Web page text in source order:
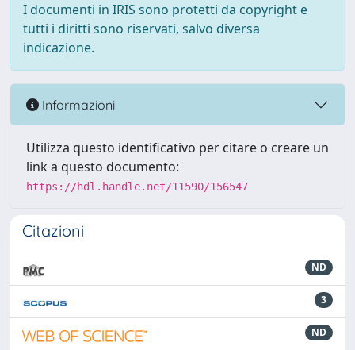
I documenti in IRIS sono protetti da copyright e
tutti i diritti sono riservati, salvo diversa
indicazione.
Informazioni
Utilizza questo identificativo per citare o creare un
link a questo documento:
https://hdl.handle.net/11590/156547
Citazioni
ND
3
ND